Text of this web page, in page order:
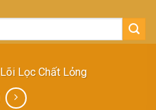
Lõi Lọc Chất Lỏng